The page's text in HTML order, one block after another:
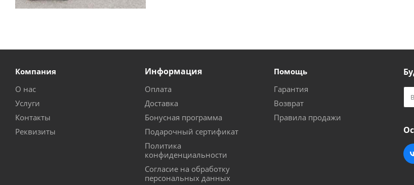
Компания
О нас
Услуги
Контакты
Реквизиты
Информация
Оплата
Доставка
Бонусная программа
Подарочный сертификат
Политика
конфиденциальности
Согласие на обработку
персональных данных
Помощь
Гарантия
Возврат
Правила продажи